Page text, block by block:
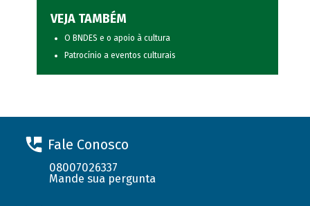
VEJA TAMBÉM
O BNDES e o apoio à cultura
Patrocínio a eventos culturais
Fale Conosco
08007026337
Mande sua pergunta